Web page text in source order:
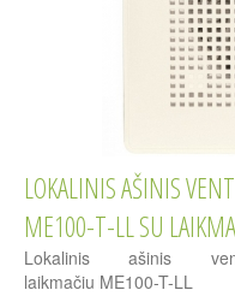
LOKALINIS AŠINIS
ME100-T-LL SU
Lokalinis ašinis
laikmačiu ME100-T-LL